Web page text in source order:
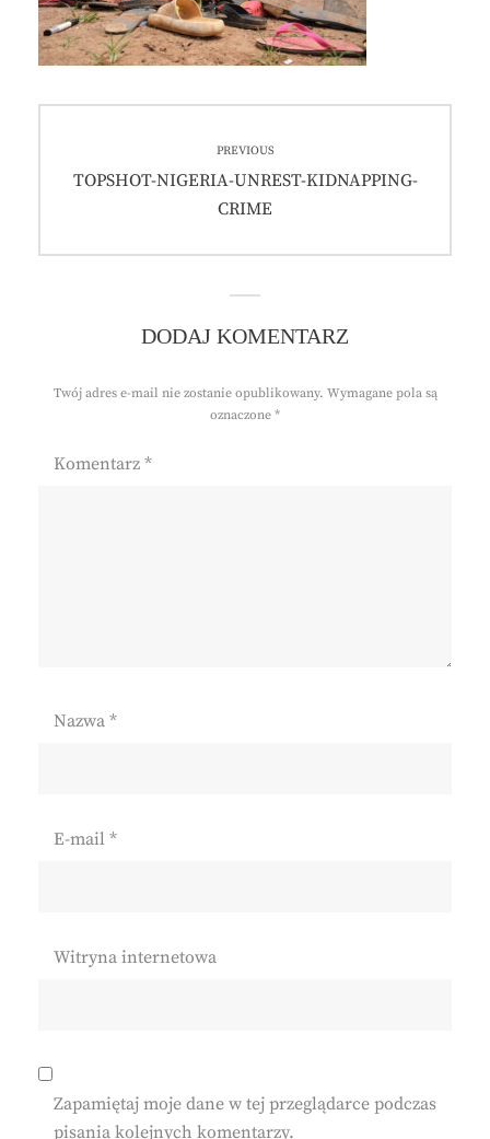
wpisu
PREVIOUS
Previous
TOPSHOT-NIGERIA-UNREST-KIDNAPPING-
CRIME
DODAJ KOMENTARZ
Twój adres e-mail nie zostanie opublikowany. Wymagane pola są
oznaczone *
Komentarz *
Nazwa *
E-mail *
Witryna internetowa
Zapamiętaj moje dane w tej przeglądarce podczas
pisania kolejnych komentarzy.